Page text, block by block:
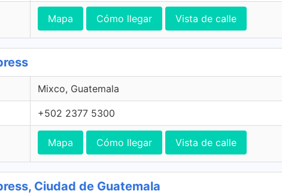
Mapa Cómo llegar Vista de calle
Mixco, Guatemala
+502 2377 5300
Mapa Cómo llegar Vista de calle
Ciudad de Guatemala